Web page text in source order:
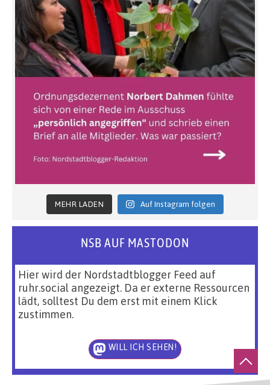
MEHR LADEN Auf Instagram folgen
NSB AUF MASTODON
Hier wird der Nordstadtblogger Feed auf
ruhr.social angezeigt. Da er externe Ressourcen
lädt, solltest Du dem erst mit einem Klick
zustimmen.
WILL ICH SEHEN!